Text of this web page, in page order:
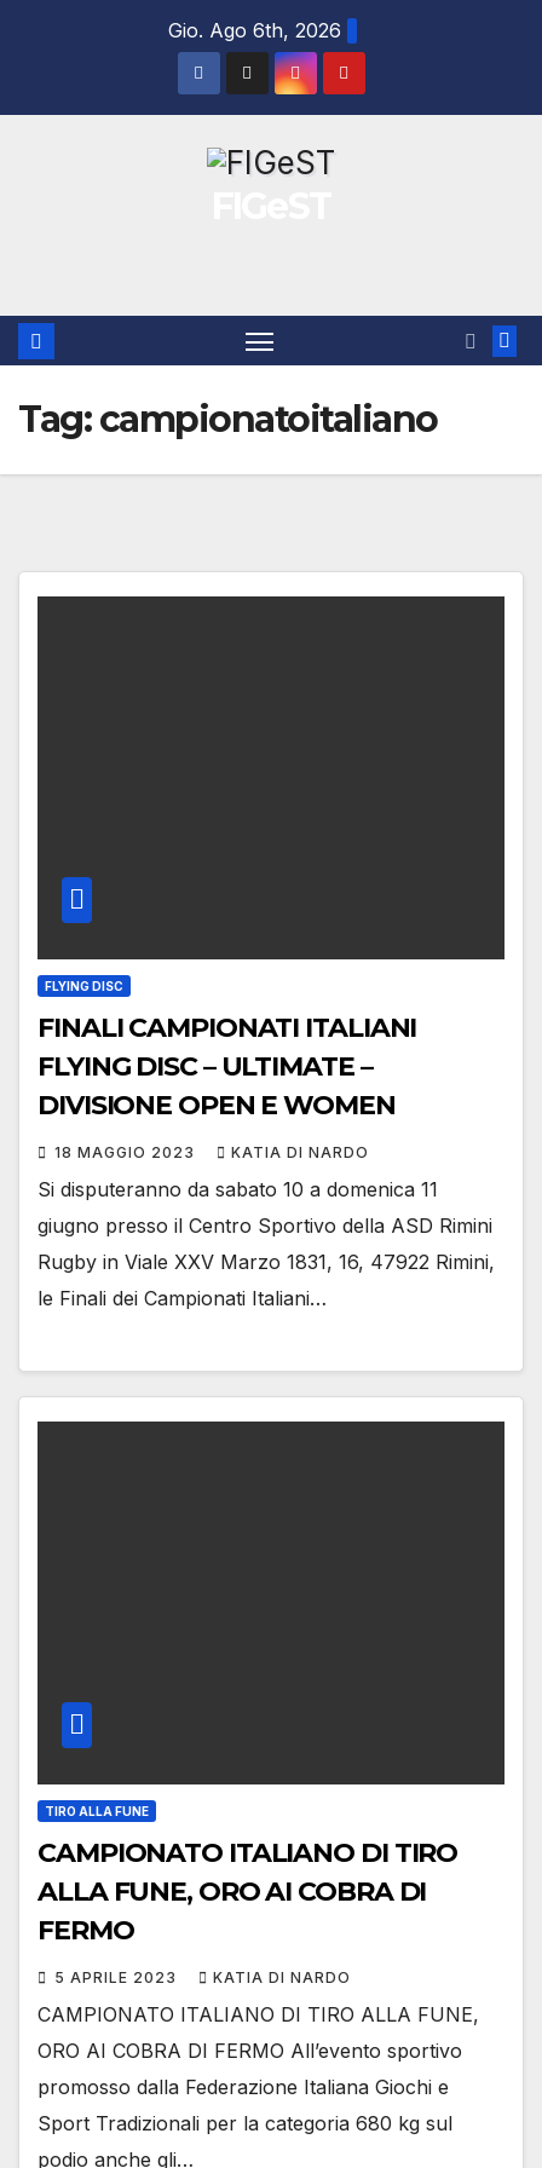
Gio. Ago 6th, 2026
Tag:campionatoitaliano
FLYING DISC
FINALI CAMPIONATI ITALIANI
FLYING DISC – ULTIMATE –
DIVISIONE OPEN E WOMEN
18 MAGGIO 2023 KATIA DI NARDO
Si disputeranno da sabato 10 a domenica 11
giugno presso il Centro Sportivo della ASD Rimini
Rugby in Viale XXV Marzo 1831, 16, 47922 Rimini,
le Finali dei Campionati Italiani…
TIRO ALLA FUNE
CAMPIONATO ITALIANO DI TIRO
ALLA FUNE, ORO AI COBRA DI
FERMO
5 APRILE 2023 KATIA DI NARDO
CAMPIONATO ITALIANO DI TIRO ALLA FUNE,
ORO AI COBRA DI FERMO All’evento sportivo
promosso dalla Federazione Italiana Giochi e
Sport Tradizionali per la categoria 680 kg sul
podio anche gli…